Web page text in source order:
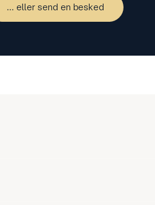
... eller send en besked